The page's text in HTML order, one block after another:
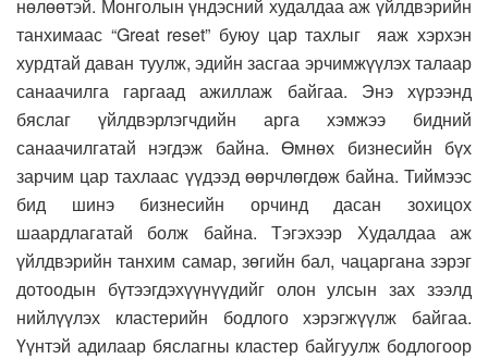
нөлөөтэй. Монголын үндэсний худалдаа аж үйлдвэрийн
танхимаас “Great reset” буюу цар тахлыг яаж хэрхэн
хурдтай даван туулж, эдийн засгаа эрчимжүүлэх талаар
санаачилга гаргаад ажиллаж байгаа. Энэ хүрээнд
бяслаг үйлдвэрлэгчдийн арга хэмжээ бидний
санаачилгатай нэгдэж байна. Өмнөх бизнесийн бүх
зарчим цар тахлаас үүдээд өөрчлөгдөж байна. Тиймээс
бид шинэ бизнесийн орчинд дасан зохицох
шаардлагатай болж байна. Тэгэхээр Худалдаа аж
үйлдвэрийн танхим самар, зөгийн бал, чацаргана зэрэг
дотоодын бүтээгдэхүүнүүдийг олон улсын зах зээлд
нийлүүлэх кластерийн бодлого хэрэгжүүлж байгаа.
Үүнтэй адилаар бяслагны кластер байгуулж бодлогоор